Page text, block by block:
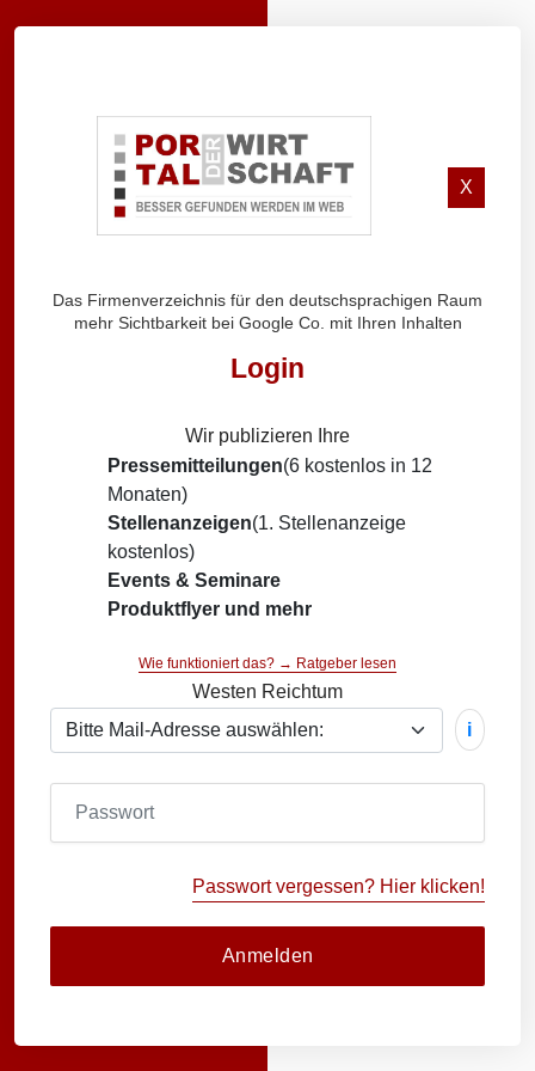
X
Das Firmenverzeichnis für den deutschsprachigen Raum
mehr Sichtbarkeit bei Google Co. mit Ihren Inhalten
Login
Wir publizieren Ihre
Pressemitteilungen(6 kostenlos in 12
Monaten)
Stellenanzeigen(1. Stellenanzeige
kostenlos)
Events & Seminare
Produktflyer und mehr
Wie funktioniert das? → Ratgeber lesen
Westen Reichtum
i
Passwort vergessen? Hier klicken!
Anmelden